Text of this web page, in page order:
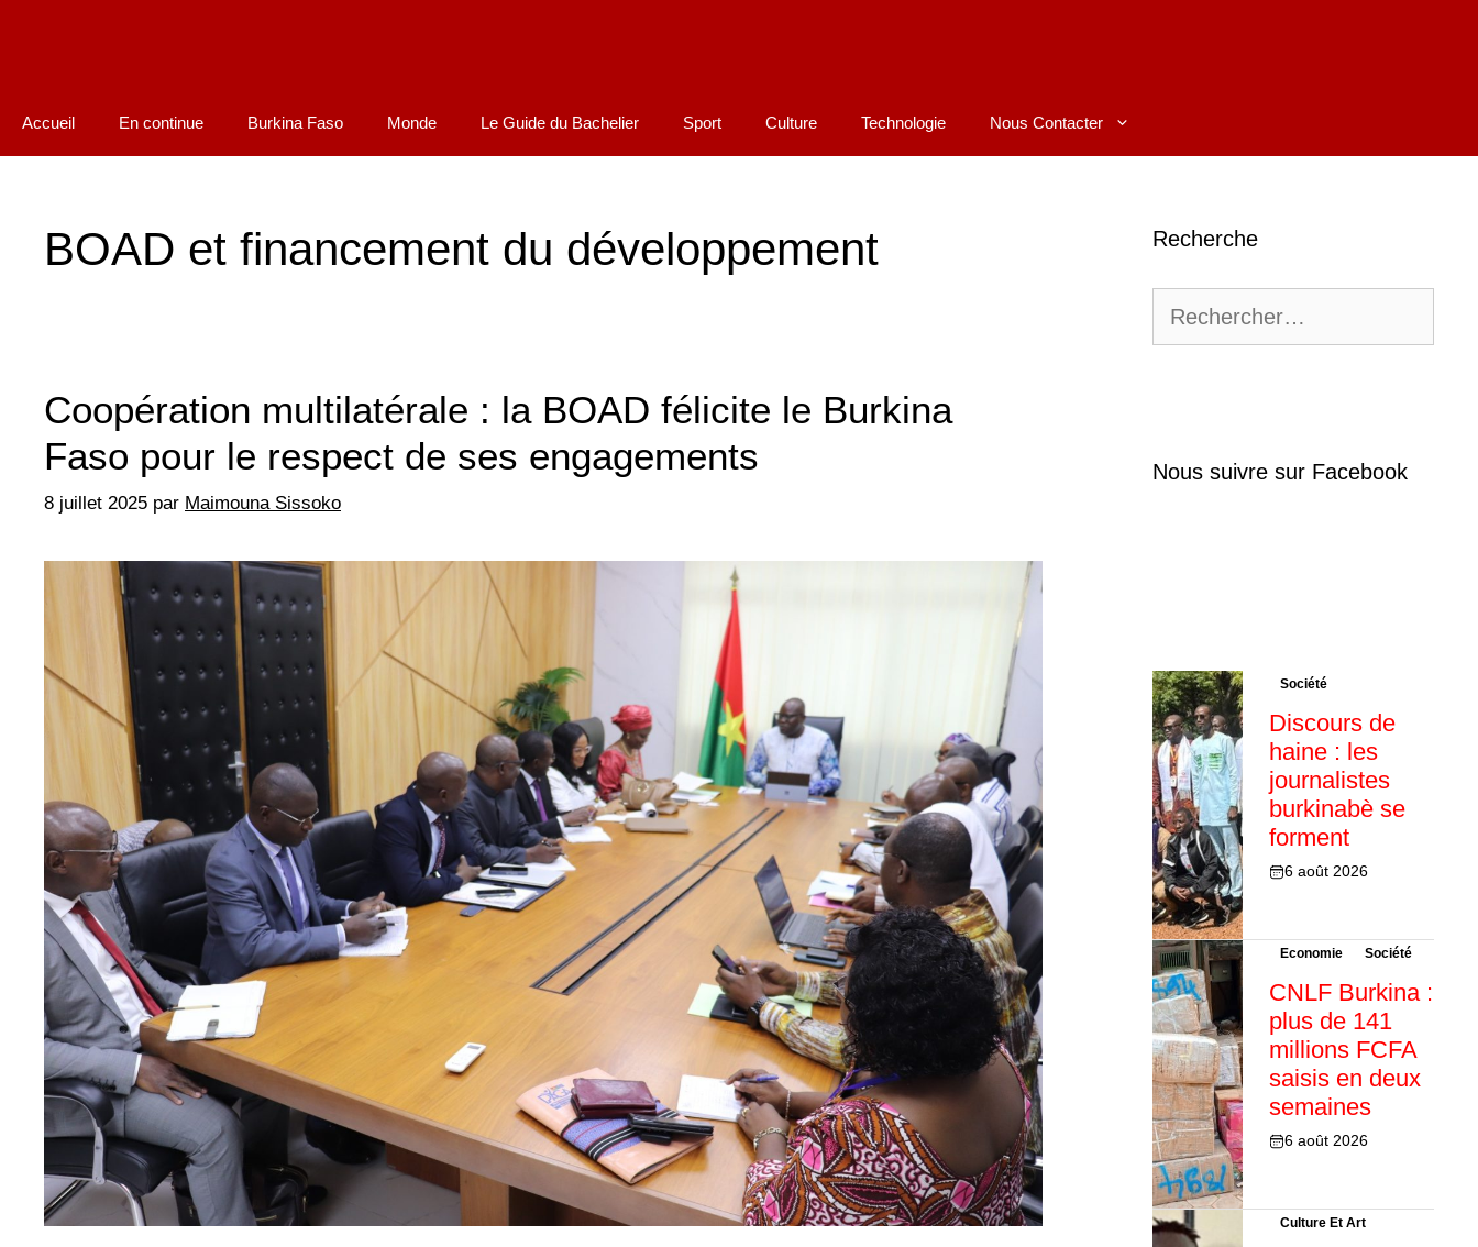
Accueil En continue Burkina Faso Monde Le Guide du Bachelier Sport Culture Technologie Nous Contacter
BOAD et financement du développement
Coopération multilatérale : la BOAD félicite le Burkina
Faso pour le respect de ses engagements
8 juillet 2025 par Maimouna Sissoko
Recherche
Nous suivre sur Facebook
Société
Discours de
haine : les
journalistes
burkinabè se
forment
6 août 2026
Economie Société
CNLF Burkina :
plus de 141
millions FCFA
saisis en deux
semaines
6 août 2026
Culture Et Art